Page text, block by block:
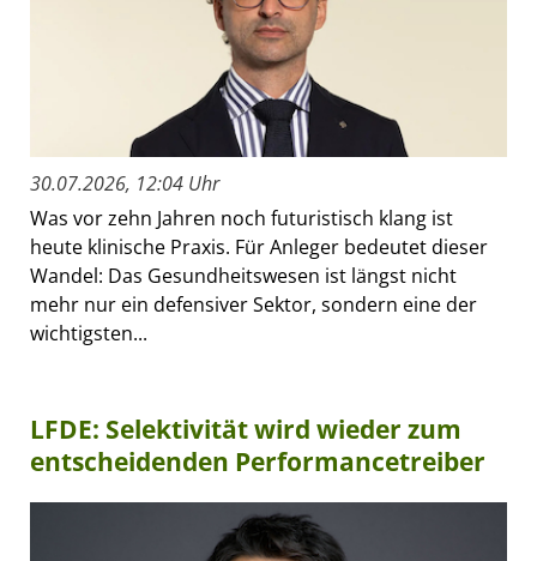
30.07.2026, 12:04 Uhr
Was vor zehn Jahren noch futuristisch klang ist
heute klinische Praxis. Für Anleger bedeutet dieser
Wandel: Das Gesundheitswesen ist längst nicht
mehr nur ein defensiver Sektor, sondern eine der
wichtigsten...
LFDE: Selektivität wird wieder zum
entscheidenden Performancetreiber